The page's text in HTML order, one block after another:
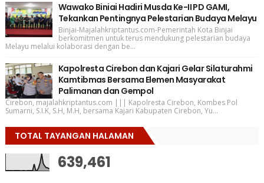
Wawako Biniai Hadiri Musda Ke-II PD GAMI,
Tekankan Pentingnya Pelestarian Budaya Melayu
Binjai-Majalahkriptantus.com-Pemerintah Kota Binjai
berkomitmen untuk terus mendukung pelestarian budaya
Melayu melalui kolaborasi dengan be...
Kapolresta Cirebon dan Kajari Gelar Silaturahmi
Kamtibmas Bersama Elemen Masyarakat
Palimanan dan Gempol
Cirebon, majalahkriptantus.com ||| Kapolresta Cirebon, Kombes Pol
Sumarni, S.I.K, S.H, M.H, bersama Kajari Kabupaten Cirebon, Yu...
TOTAL TAYANGAN HALAMAN
639,461